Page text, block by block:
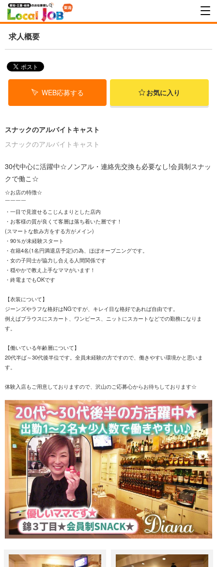
求人概要
WEB応募する お気に入り
スナックのアルバイトキャスト
スナックのアルバイトキャスト
30代中心に活躍中☆ノンアル・連絡先交換も必要なし!会員制スナッ
クで働こ☆
☆お店の特徴☆
￣￣￣￣
・一目で見渡せるこじんまりとした店内
・お客様の質が良くて客層は落ち着いた層です！
(スマートな飲み方をする方がメイン)
・90％が未経験スタート
・在籍4名(1名円満退店予定)の為、ほぼオープニングです。
・女の子同士が協力し合える人間関係です
・穏やかで教え上手なママがいます！
・終電までもOKです
【衣装について】
ジーンズやラフな格好はNGですが、キレイ目な格好であれば自由です。
例えばブラウスにスカート、ワンピース、ニットにスカートなどでの勤務になりま
す。
【働いている年齢層について】
20代半ば～30代後半位です。全員未経験の方ですので、働きやすい環境かと思いま
す。
体験入店もご用意しておりますので、沢山のご応募心からお待ちしております☆